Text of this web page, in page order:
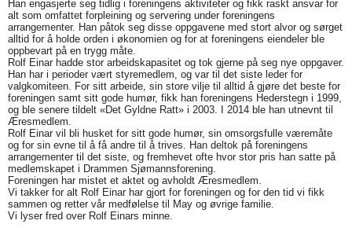
Han engasjerte seg tidlig i foreningens aktiviteter og fikk raskt ansvar for
alt som omfattet forpleining og servering under foreningens
arrangementer. Han påtok seg disse oppgavene med stort alvor og sørget
alltid for å holde orden i økonomien og for at foreningens eiendeler ble
oppbevart på en trygg måte.
Rolf Einar hadde stor arbeidskapasitet og tok gjerne på seg nye oppgaver.
Han har i perioder vært styremedlem, og var til det siste leder for
valgkomiteen. For sitt arbeide, sin store vilje til alltid å gjøre det beste for
foreningen samt sitt gode humør, fikk han foreningens Hederstegn i 1999,
og ble senere tildelt «Det Gyldne Ratt» i 2003. I 2014 ble han utnevnt til
Æresmedlem.
Rolf Einar vil bli husket for sitt gode humør, sin omsorgsfulle væremåte
og for sin evne til å få andre til å trives. Han deltok på foreningens
arrangementer til det siste, og fremhevet ofte hvor stor pris han satte på
medlemskapet i Drammen Sjømannsforening.
Foreningen har mistet et aktet og avholdt Æresmedlem.
Vi takker for alt Rolf Einar har gjort for foreningen og for den tid vi fikk
sammen og retter vår medfølelse til May og øvrige familie.
Vi lyser fred over Rolf Einars minne.